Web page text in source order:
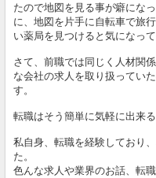
たので地図を見る事が癖にな
に、地図を片手に自転車で旅
い薬局を見つけると気になっ
さて、前職では同じく人材関
な会社の求人を取り扱ってい
す。
転職はそう簡単に気軽に出来
私自身、転職を経験しており
た。
色んな求人や業界のお話、転